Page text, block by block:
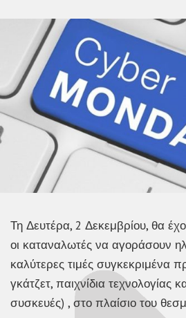
Τη Δευτέρα, 2 Δεκεμβρίου, θα
οι καταναλωτές να αγοράσουν
καλύτερες τιμές συγκεκριμένα
γκάτζετ, παιχνίδια τεχνολογίας
συσκευές) , στο πλαίσιο του